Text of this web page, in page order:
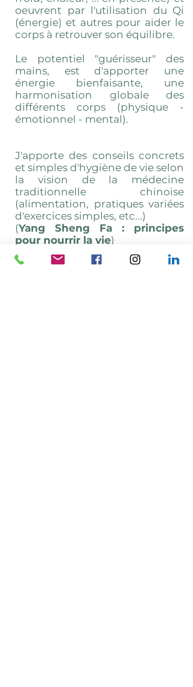
oeuvrent par l'utilisation du Qi
(énergie) et autres pour aider le
corps à retrouver son équilibre.
Le potentiel "guérisseur" des
mains, est d'apporter une
énergie bienfaisante, une
harmonisation globale des
différents corps (physique -
émotionnel - mental).
J'apporte des conseils concrets
et simples d'hygiène de vie selon
la vision de la médecine
traditionnelle chinoise
(alimentation, pratiques variées
d'exercices simples, etc...)
(Yang Sheng Fa : principes
pour nourrir la vie)
Le magnétisme est une pratique